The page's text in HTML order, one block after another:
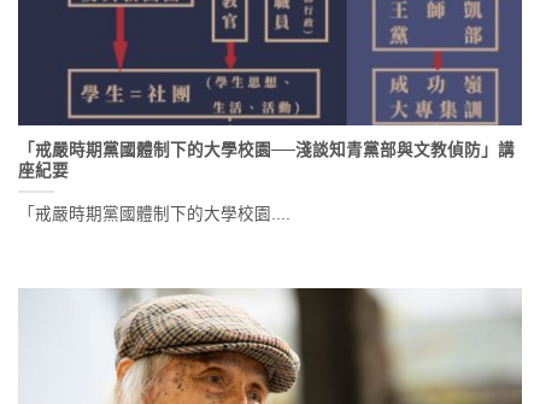
「戒嚴時期黨國體制下的大學校園──淺談知青黨部與文教偵防」講
座紀要
「戒嚴時期黨國體制下的大學校園....